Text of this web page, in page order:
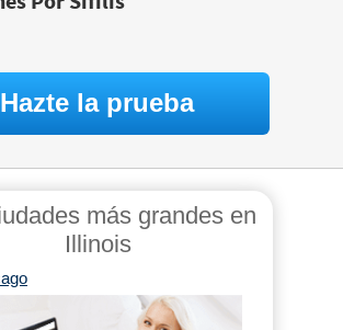
Hazte la prueba
más grandes en
Illinois